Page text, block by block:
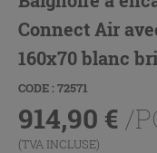
Connect Air
160x70 blanc
CODE : 72571
914,90 € /
(TVA INCLUSE)